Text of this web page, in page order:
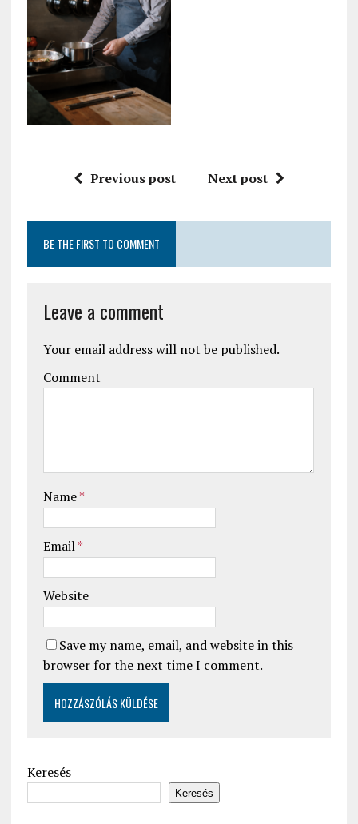
Previous post Next post
BE THE FIRST TO COMMENT
Leave a comment
Your email address will not be published.
Comment
Name*
Email*
Website
Save my name, email, and website in this
browser for the next time I comment.
Keresés
Keresés